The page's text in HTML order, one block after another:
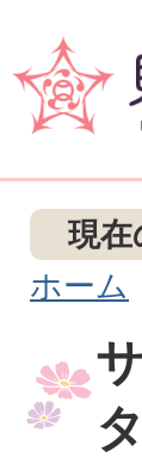
現在
ホーム
タ